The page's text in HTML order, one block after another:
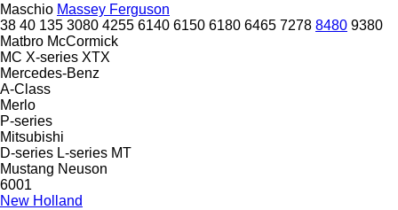
Maschio Massey Ferguson
38 40 135 3080 4255 6140 6150 6180 6465 7278 8480 9380
Matbro McCormick
MC X-series XTX
Mercedes-Benz
A-Class
Merlo
P-series
Mitsubishi
D-series L-series MT
Mustang Neuson
6001
New Holland